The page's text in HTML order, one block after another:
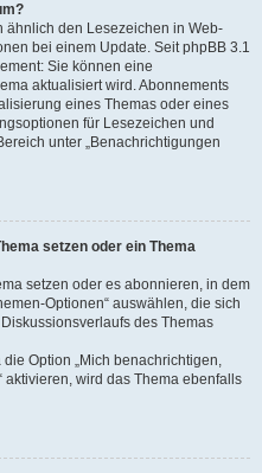
ähnlich den Lesezeichen in Web-
bei einem Update. Seit phpBB 3.1
Sie können eine
aktualisiert wird. Abonnements
eines Themas oder eines
für Lesezeichen und
unter „Benachrichtigungen
setzen oder ein Thema
setzen oder es abonnieren, in dem
Optionen“ auswählen, die sich
des Themas
Option „Mich benachrichtigen,
wird das Thema ebenfalls